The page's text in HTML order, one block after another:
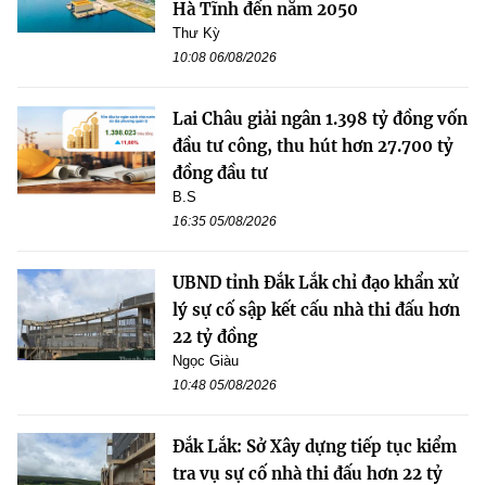
Hà Tĩnh đến năm 2050
Thư Kỳ
10:08 06/08/2026
Lai Châu giải ngân 1.398 tỷ đồng vốn
đầu tư công, thu hút hơn 27.700 tỷ
đồng đầu tư
B.S
16:35 05/08/2026
UBND tỉnh Đắk Lắk chỉ đạo khẩn xử
lý sự cố sập kết cấu nhà thi đấu hơn
22 tỷ đồng
Ngọc Giàu
10:48 05/08/2026
Đắk Lắk: Sở Xây dựng tiếp tục kiểm
tra vụ sự cố nhà thi đấu hơn 22 tỷ